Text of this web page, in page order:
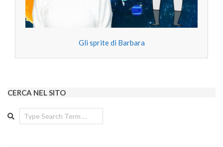
Gli sprite di Barbara
CERCA NEL SITO
Search